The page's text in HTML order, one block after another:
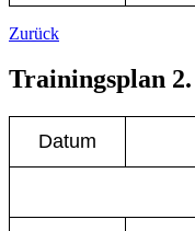
Zurück
Trainingsplan
Datum